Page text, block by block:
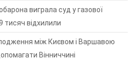
виграла суд у газової
тисяч відхилили
між Києвом і Варшавою
Вінниччині